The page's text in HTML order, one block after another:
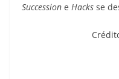
Succession e Hacks se